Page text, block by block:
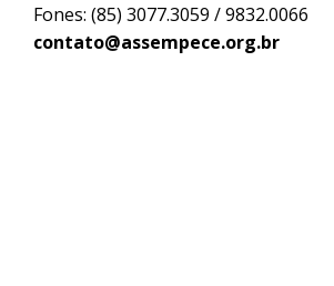
Fones: (85) 3077.3059 / 9832.0066
contato@assempece.org.br